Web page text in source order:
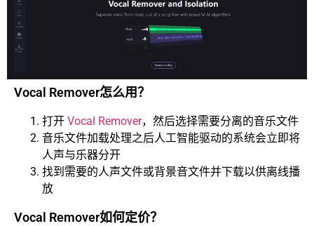
Vocal Remover怎么用？
打开 Vocal Remover，然后选择需要分离的音乐文件
音乐文件加载处理之后人工智能驱动的系统会立即将
人声与乐器分开
找到需要的人声文件或背景音文件并下载以供离线播
放
Vocal Remover如何定价？